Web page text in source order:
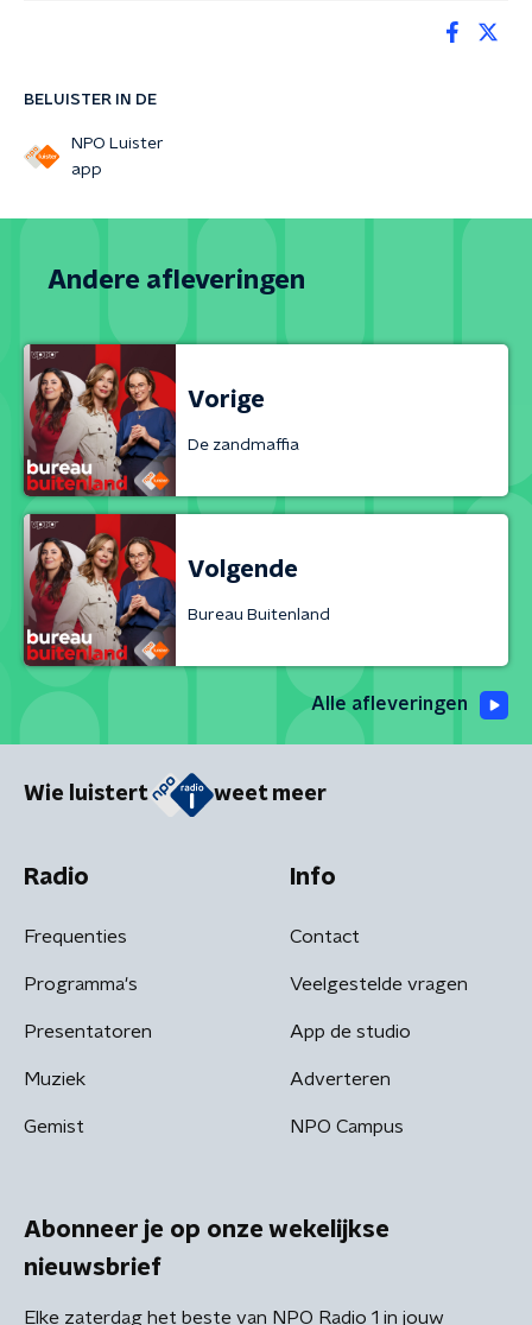
BELUISTER IN DE
NPO Luister
app
Andere afleveringen
Vorige
De zandmaffia
Volgende
Bureau Buitenland
Alle afleveringen
Wie luistert weet meer
Radio
Frequenties
Programma's
Presentatoren
Muziek
Gemist
Info
Contact
Veelgestelde vragen
App de studio
Adverteren
NPO Campus
Abonneer je op onze wekelijkse
nieuwsbrief
Elke zaterdag het beste van NPO Radio 1 in jouw